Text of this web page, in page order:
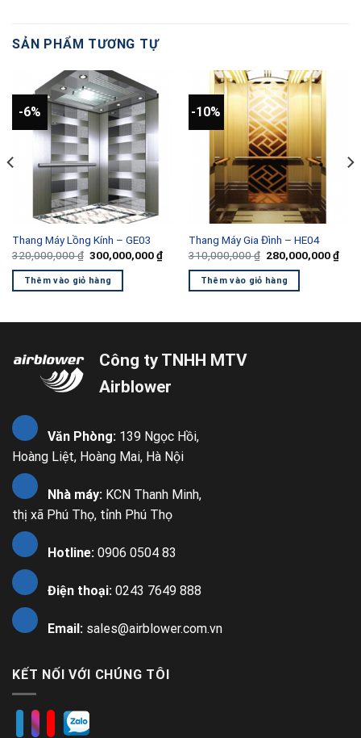
SẢN PHẨM TƯƠNG TỰ
-6%
Thang Máy Lồng Kính – GE03
320,000,000₫ Giá
là:
320,000,000 ₫.
300,000,000₫Giá
hiện
Thêm vào giỏ hàng
-10%
Thang Máy Gia Đình – HE04
310,000,000₫ Giá
là:
310,000,000 ₫.
280,000,000₫Giá
hiện
Thêm vào giỏ hàng
Công ty TNHH MTV
Airblower
Văn Phòng: 139 Ngọc Hồi,
Hoàng Liệt, Hoàng Mai, Hà Nội
Nhà máy: KCN Thanh Minh,
thị xã Phú Thọ, tỉnh Phú Thọ
Hotline: 0906 0504 83
Điện thoại: 0243 7649 888
Email: sales@airblower.com.vn
KẾT NỐI VỚI CHÚNG TÔI